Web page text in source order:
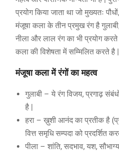
प्रयोग किया जाता था जो मुख्यतः
मंजूषा कला के तीन प्रमुख रंग है
नीला और लाल रंग का भी प्रयोग
कला की विशेषता में सम्मिलित करते है |
मंजूषा कला में रंगों का महत्व
गुलाबी – ये रंग विजय, प्रगाढ़
है |
हरा – ख़ुशी आनंद का प्रतीक है
वित्त समृधि सम्पदा को प्रदर्शित
पीला – शांति, सदभाव, यश,